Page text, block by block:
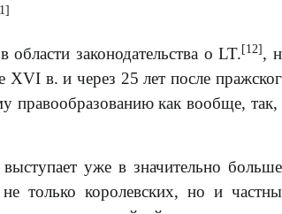
законодательства о LT. [12] ,
XVI в. и через 25 лет после
правообразованию как вообще, так,
уже в значительно
только королевских, но и